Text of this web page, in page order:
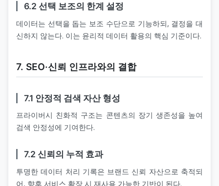
6.2 선택 보조의 한계 설정
데이터는 선택을 돕는 보조 수단으로 기능하되, 결정을 대
신하지 않는다. 이는 윤리적 데이터 활용의 핵심 기준이다.
7. SEO·신뢰 인프라와의 결합
7.1 안정적 검색 자산 형성
프라이버시 친화적 구조는 콘텐츠의 장기 생존성을 높여
검색 안정성에 기여한다.
7.2 신뢰의 누적 효과
투명한 데이터 처리 기록은 브랜드 신뢰 자산으로 축적되
어, 향후 서비스 확장 시 재사용 가능한 기반이 된다.